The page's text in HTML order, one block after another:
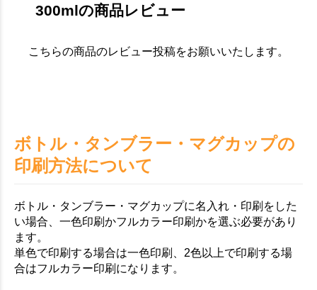
300mlの商品レビュー
こちらの商品のレビュー投稿をお願いいたします。
ボトル・タンブラー・マグカップの
印刷方法について
ボトル・タンブラー・マグカップに名入れ・印刷をした
い場合、一色印刷かフルカラー印刷かを選ぶ必要があり
ます。
単色で印刷する場合は一色印刷、2色以上で印刷する場
合はフルカラー印刷になります。